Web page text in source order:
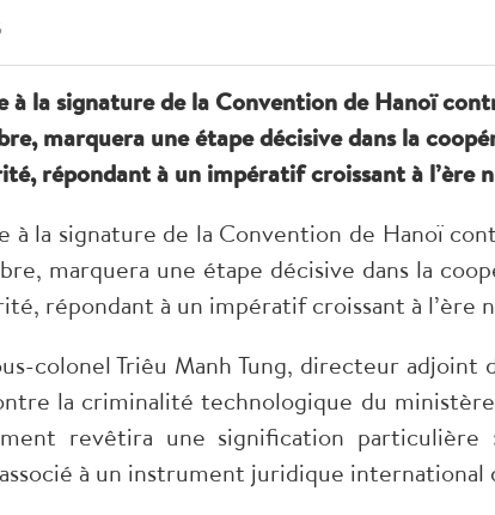
à la signature de la Convention de Hanoï
marquera une étape décisive dans la
répondant à un impératif croissant à l’ère
à la signature de la Convention de Hanoï
marquera une étape décisive dans la
répondant à un impératif croissant à l’ère
colonel Triêu Manh Tung, directeur
la criminalité technologique du
revêtira une signification
à un instrument juridique